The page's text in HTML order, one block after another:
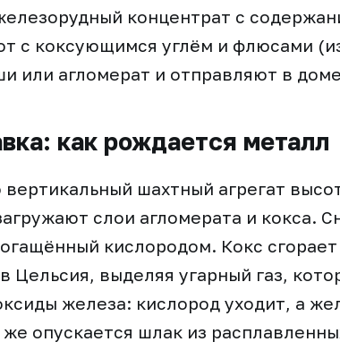
концентрат с
с коксующимся углём и флюсами
или агломерат и отправляют в
как рождается металл
шахтный агрегат
слои агломерата и кокса.
кислородом. Кокс
Цельсия, выделяя угарный газ,
железа: кислород уходит, а
же опускается шлак из